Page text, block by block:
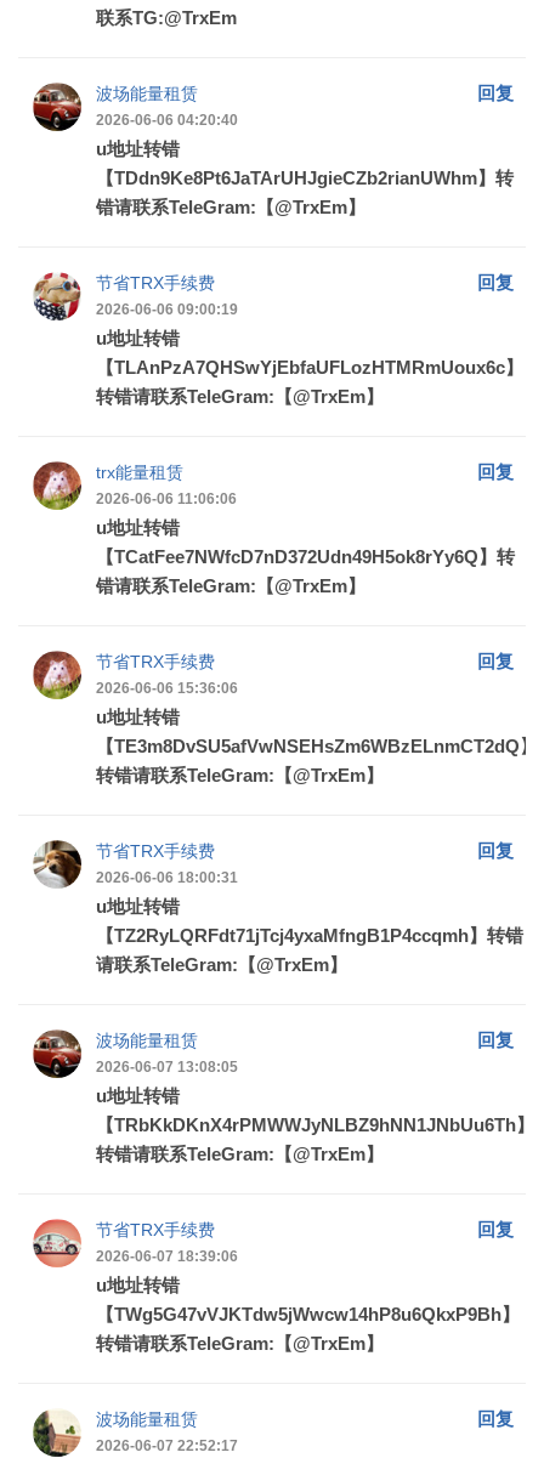
联系TG:@TrxEm
波场能量租赁 回复
2026-06-06 04:20:40
u地址转错
【TDdn9Ke8Pt6JaTArUHJgieCZb2rianUWhm】转
错请联系TeleGram:【@TrxEm】
节省TRX手续费 回复
2026-06-06 09:00:19
u地址转错
【TLAnPzA7QHSwYjEbfaUFLozHTMRmUoux6c】
转错请联系TeleGram:【@TrxEm】
trx能量租赁 回复
2026-06-06 11:06:06
u地址转错
【TCatFee7NWfcD7nD372Udn49H5ok8rYy6Q】转
错请联系TeleGram:【@TrxEm】
节省TRX手续费 回复
2026-06-06 15:36:06
u地址转错
【TE3m8DvSU5afVwNSEHsZm6WBzELnmCT2dQ】
转错请联系TeleGram:【@TrxEm】
节省TRX手续费 回复
2026-06-06 18:00:31
u地址转错
【TZ2RyLQRFdt71jTcj4yxaMfngB1P4ccqmh】转错
请联系TeleGram:【@TrxEm】
波场能量租赁 回复
2026-06-07 13:08:05
u地址转错
【TRbKkDKnX4rPMWWJyNLBZ9hNN1JNbUu6Th】
转错请联系TeleGram:【@TrxEm】
节省TRX手续费 回复
2026-06-07 18:39:06
u地址转错
【TWg5G47vVJKTdw5jWwcw14hP8u6QkxP9Bh】
转错请联系TeleGram:【@TrxEm】
波场能量租赁 回复
2026-06-07 22:52:17